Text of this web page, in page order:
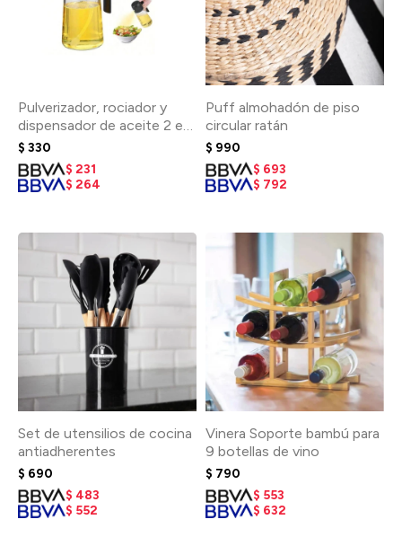
Pulverizador, rociador y
dispensador de aceite 2 en
1
$ 330
$ 231
$ 264
Puff almohadón de piso
circular ratán
$ 990
$ 693
$ 792
Set de utensilios de cocina
antiadherentes
$ 690
$ 483
$ 552
Vinera Soporte bambú para
9 botellas de vino
$ 790
$ 553
$ 632